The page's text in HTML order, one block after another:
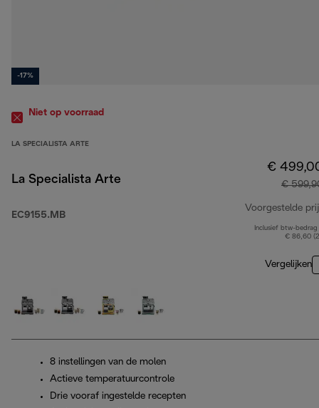
-17%
Niet op voorraad
LA SPECIALISTA ARTE
La Specialista Arte
EC9155.MB
€
€
Voorgestelde
Inclusief btw-bedrag
€ 86,60
Vergelijken
8 instellingen van de molen
Actieve temperatuurcontrole
Drie vooraf ingestelde recepten